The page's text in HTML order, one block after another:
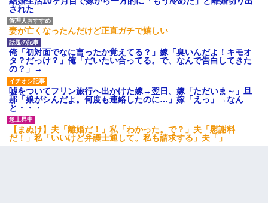
子供の頃、母の弟にイタズラされてて中学に入ってから関係を持
ってしまった。拒絶したら「全部バラしてやる」と脅迫されたの
で両親に全部話した。
【衝撃】ヤンキー女に「サせて」って言った結果
小学生の妹が20代の弟とチューしてるのに、見て見ぬふりの親を
見てから実家を出た。それから15年、妹が弟の子を妊娠したらし
くもう堕胎できない月なんだと母から連絡がきた…｜生活｜ワロ
タあんてな
された
妻が亡くなったんだけど正直ガチで嬉しい
俺「初対面でなに言ったか覚えてる？」嫁「臭いんだよ！キモオ
タ？だっけ？」俺「だいたい合ってる。で、なんで告白してきた
の？」→
嘘をついてフリン旅行へ出かけた嫁→翌日、嫁「ただいま～」旦
那「娘がシんだよ。何度も連絡したのに…」嫁「えっ」→なん
と・・・
【まぬけ】夫「離婚だ！」私「わかった。で？」夫「慰謝料
だ！」私「いいけど弁護士通して。私も請求する」夫「」